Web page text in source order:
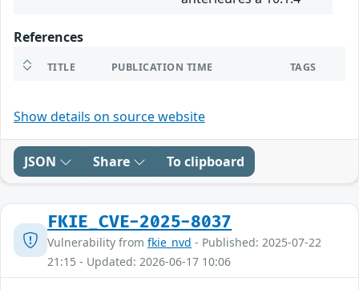
References
TITLE PUBLICATION TIME TAGS
Show details on source website
JSON Share To clipboard
FKIE_CVE-2025-8037
Vulnerability from fkie_nvd - Published: 2025-07-22
21:15 - Updated: 2026-06-17 10:06